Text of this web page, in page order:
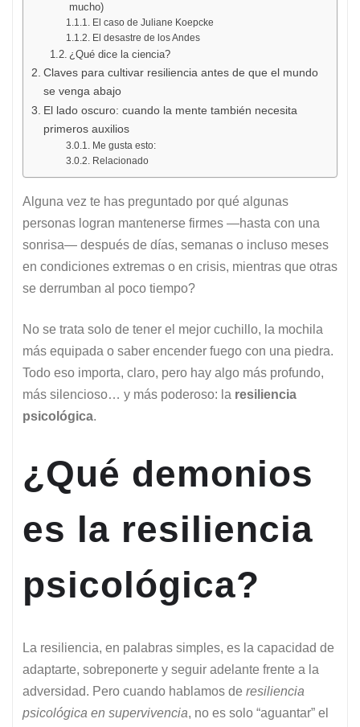
mucho)
El caso de Juliane Koepcke
El desastre de los Andes
¿Qué dice la ciencia?
Claves para cultivar resiliencia antes de que el mundo
se venga abajo
El lado oscuro: cuando la mente también necesita
primeros auxilios
Me gusta esto:
Relacionado
Alguna vez te has preguntado por qué algunas
personas logran mantenerse firmes —hasta con una
sonrisa— después de días, semanas o incluso meses
en condiciones extremas o en crisis, mientras que otras
se derrumban al poco tiempo?
No se trata solo de tener el mejor cuchillo, la mochila
más equipada o saber encender fuego con una piedra.
Todo eso importa, claro, pero hay algo más profundo,
más silencioso… y más poderoso: la resiliencia
psicológica.
¿Qué demonios
es la resiliencia
psicológica?
La resiliencia, en palabras simples, es la capacidad de
adaptarte, sobreponerte y seguir adelante frente a la
adversidad. Pero cuando hablamos de resiliencia
psicológica en supervivencia, no es solo “aguantar” el